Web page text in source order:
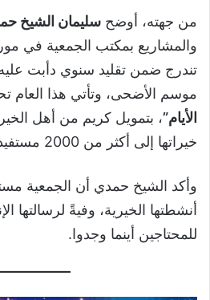
من جهته، أوضح سليمان الشيخ
والمشاريع بمكتب الجمعية في
تندرج ضمن تقليد سنوي دأبت
موسم الأضحى، وتأتي هذا العام
الأيام”، بتمويل كريم من أهل
خيراتها إلى أكثر من 2000 مستفيد عبر التراب الوطني.
وأكد الشيخ حمدي أن الجمعية
أنشطتها الخيرية، وفيةً لرسالتها
للمحتاجين أينما وجدوا.